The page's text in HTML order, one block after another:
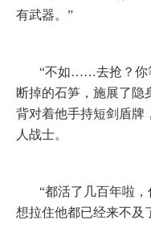
有武器。”
“不如……去抢？你
断掉的石笋，施展了隐
背对着他手持短剑盾牌
人战士。
“都活了几百年啦
想拉住他都已经来不及